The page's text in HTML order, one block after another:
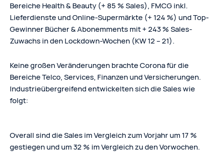
Bereiche Health & Beauty (+ 85 % Sales), FMCG inkl.
Lieferdienste und Online-Supermärkte (+ 124 %) und Top-
Gewinner Bücher & Abonemments mit + 243 % Sales-
Zuwachs in den Lockdown-Wochen (KW 12 – 21).
Keine großen Veränderungen brachte Corona für die
Bereiche Telco, Services, Finanzen und Versicherungen.
Industrieübergreifend entwickelten sich die Sales wie
folgt:
Overall sind die Sales im Vergleich zum Vorjahr um 17 %
gestiegen und um 32 % im Vergleich zu den Vorwochen.